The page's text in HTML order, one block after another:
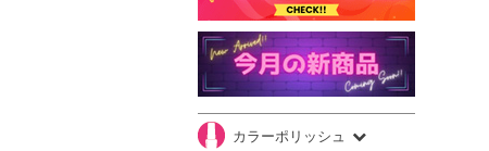
カラーポリッシュ